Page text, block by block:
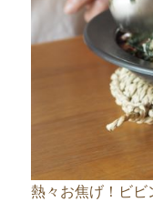
熱々お焦げ！ビビ